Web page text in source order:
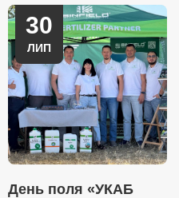
30
ЛИП
День поля «УКАБ